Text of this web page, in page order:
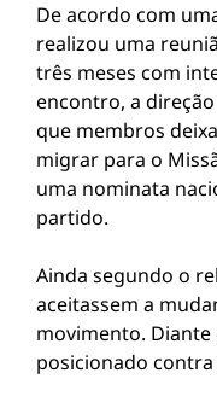
De acordo com
realizou uma
três meses com
encontro, a
que membros
migrar para o
uma nominata
partido.
Ainda segundo o
aceitassem a
movimento. Diante
posicionado